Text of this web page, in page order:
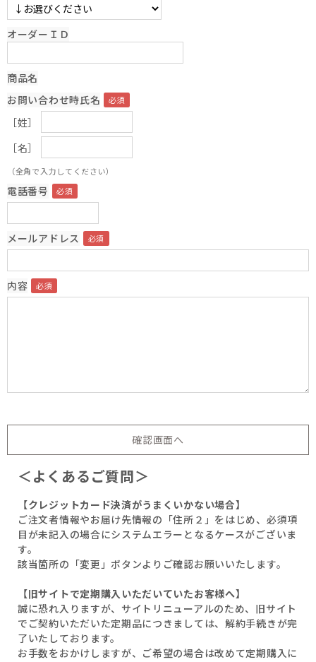
オーダーＩＤ
商品名
お問い合わせ時氏名
［姓］
［名］
（全角で入力してください）
電話番号
メールアドレス
内容
＜よくあるご質問＞
【クレジットカード決済がうまくいかない場合】
ご注文者情報やお届け先情報の「住所２」をはじめ、必須項
目が未記入の場合にシステムエラーとなるケースがございま
す。
該当箇所の「変更」ボタンよりご確認お願いいたします。
【旧サイトで定期購入いただいていたお客様へ】
誠に恐れ入りますが、サイトリニューアルのため、旧サイト
でご契約いただいた定期品につきましては、解約手続きが完
了いたしております。
お手数をおかけしますが、ご希望の場合は改めて定期購入に